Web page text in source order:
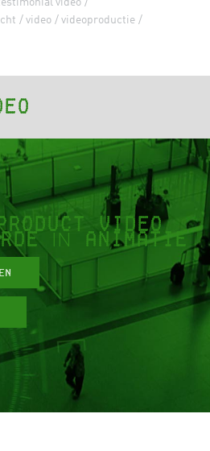
video
video
videoproductie
VIDEO
IN ANIMATIE